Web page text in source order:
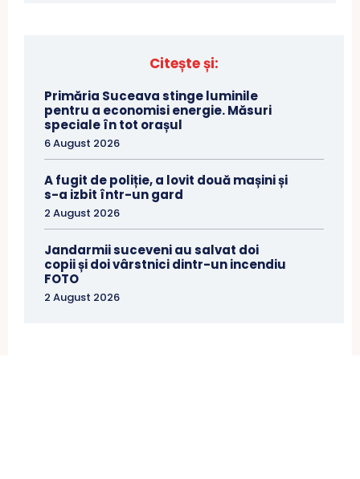
Citește și:
Primăria Suceava stinge luminile
pentru a economisi energie. Măsuri
speciale în tot orașul
6 August 2026
A fugit de poliție, a lovit două mașini și
s-a izbit într-un gard
2 August 2026
Jandarmii suceveni au salvat doi
copii și doi vârstnici dintr-un incendiu
FOTO
2 August 2026